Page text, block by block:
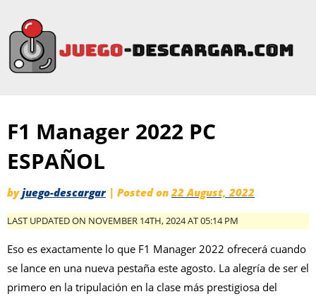
F1 Manager 2022 PC
ESPAÑOL
byjuego-descargar | Posted on 22 August, 2022
LAST UPDATED ON NOVEMBER 14TH, 2024 AT 05:14 PM
Eso es exactamente lo que F1 Manager 2022 ofrecerá cuando
se lance en una nueva pestaña este agosto. La alegría de ser el
primero en la tripulación en la clase más prestigiosa del